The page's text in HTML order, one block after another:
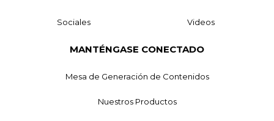
Sociales Videos
MANTÉNGASE CONECTADO
Mesa de Generación de Contenidos
Nuestros Productos